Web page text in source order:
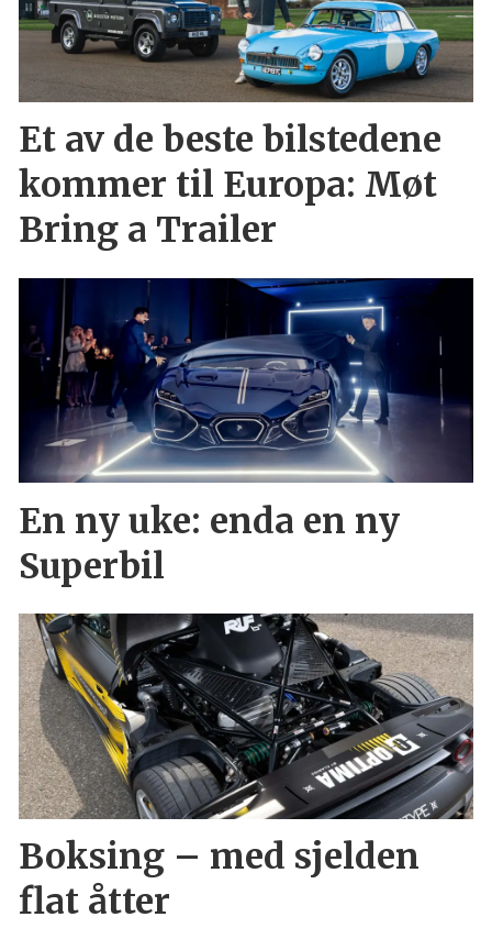
Et av de beste bilstedene
kommer til Europa: Møt
Bring a Trailer
En ny uke: enda en ny
Superbil
Boksing – med sjelden
flat åtter